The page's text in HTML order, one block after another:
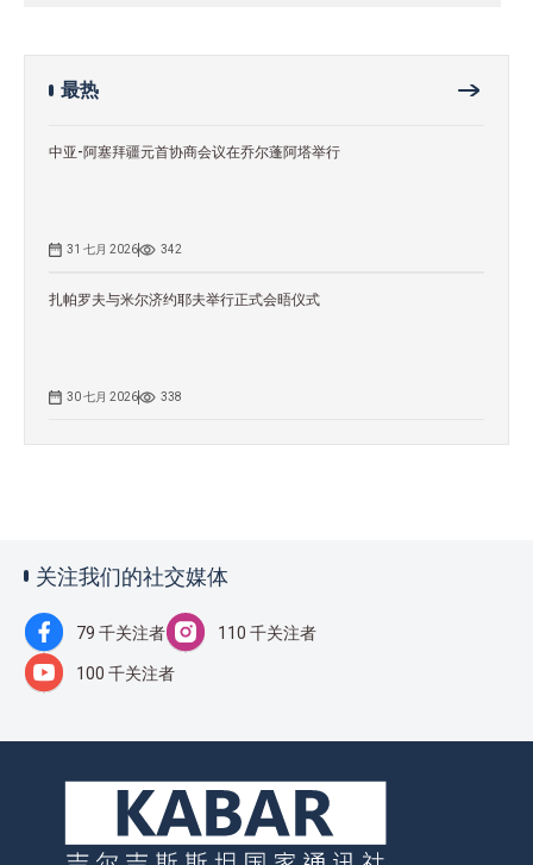
最热
中亚-阿塞拜疆元首协商会议在乔尔蓬阿塔举行
31 七月 2026 342
扎帕罗夫与米尔济约耶夫举行正式会晤仪式
30 七月 2026 338
关注我们的社交媒体
79 千关注者 110 千关注者
100 千关注者